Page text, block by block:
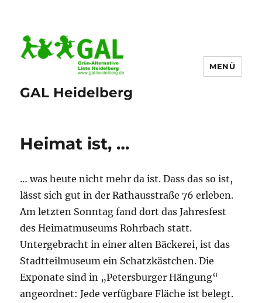
GAL Heidelberg
MENÜ
Heimat ist, …
… was heute nicht mehr da ist. Dass das so ist,
lässt sich gut in der Rathausstraße 76 erleben.
Am letzten Sonntag fand dort das Jahresfest
des Heimatmuseums Rohrbach statt.
Untergebracht in einer alten Bäckerei, ist das
Stadtteilmuseum ein Schatzkästchen. Die
Exponate sind in „Petersburger Hängung“
angeordnet: Jede verfügbare Fläche ist belegt.